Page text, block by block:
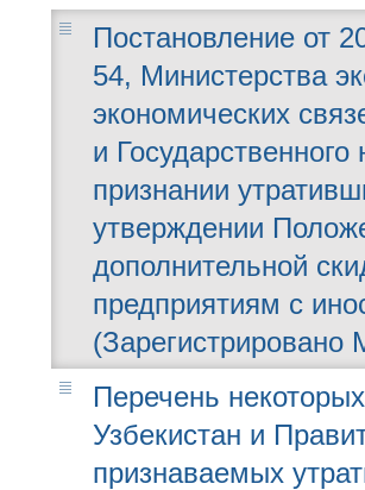
Постановление от
54, Министерства
экономических
и
признании
утверждении
дополнительной
предприятиям с
Перечень
Узбекистан и
признаваемых